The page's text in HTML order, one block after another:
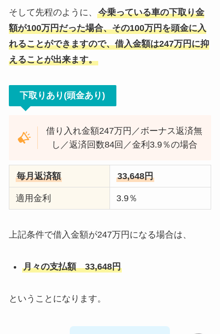
そして先程のように、 今乗っている車の下取り金
額が100万円だった場合、その100万円を頭金に入
れることができますので、借入金額は247万円に抑
えることが出来ます。
下取りあり(頭金あり)
借り入れ金額247万円／ボーナス返済無
し／返済回数84回／金利3.9％の場合
毎月返済額 33,648円
適用金利 3.9％
上記条件で借入金額が247万円になる場合は、
月々の支払額 33,648円
ということになります。